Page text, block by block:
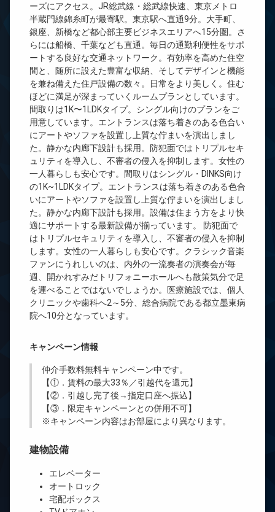
ーズにアクセス。JR総武線・総武線快速、東京メトロ
半蔵門線錦糸町が最寄駅。東京駅へ直通9分。大手町、
銀座、新橋など都心部主要ビジネスエリアへ15分圏。さ
らには船橋、千葉なども直通。毎日の通勤利便性をサポ
ートする良好な交通ネットワーク。有効率を高めた住空
間と、随所に設えた豊富な収納、そしてデザインと機能
を兼ね備えた住戸設備の数々。日常をより美しく。住む
ほどに満足が深まっていくルームプランとしています。
間取りは1K〜1LDKタイプ。シングル向けのプランをご
用意しています。エントランスは落ち着きのある色合い
にアートやソファを設置し上質な佇まいを演出しまし
た。静かな内廊下設計も採用。防犯面ではトリプルセキ
ュリティを導入し、不審者の侵入を抑制します。女性の
一人暮らしも安心です。間取りはシングル・DINKS向け
の1K~1LDKタイプ。エントランスは落ち着きのある色合
いにアートやソファを設置し上質な佇まいを演出しまし
た。静かな内廊下設計も採用。設備は住まう方をより快
適にサポートする最新設備が揃っています。 防犯面で
はトリプルセキュリティを導入し、不審者の侵入を抑制
します。女性の一人暮らしも安心です。クラシック音楽
ファンにうれしいのは、内外の一流奏者の演奏会が毎
週、開かれすみだトリフォニーホールへも散策気分で足
を運べることではないでしょうか。医療施設では、個人
クリニックや歯科へ2～5分、総合病院である都立墨東病
院へ10分となっています。
キャンペーン情報
仲介手数料無料キャンペーン中です。
【①．賃料の最大33％／引越代を還元】
【②．引越し完了後→指定口座へ振込】
【③．限定キャンペーンとの併用不可】
※キャンペーン内容はお部屋により異なります。
建物設備
エレベーター
オートロック
宅配ボックス